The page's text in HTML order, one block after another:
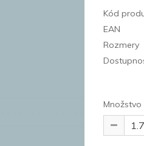
Kód
EAN
Rozmery
Množstvo